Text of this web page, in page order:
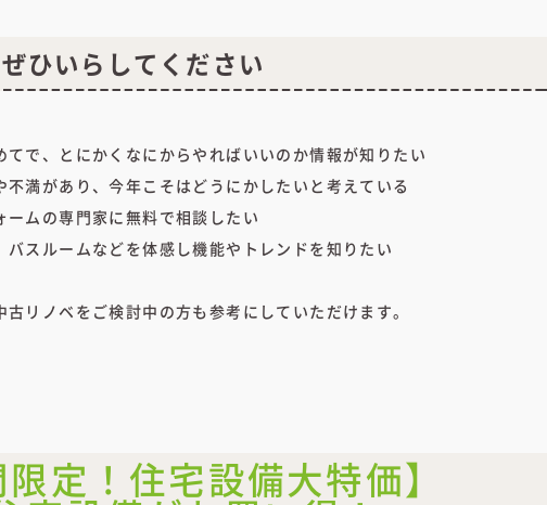
ひいらしてください
で、とにかくなにからやればいいのか情報が知りたい
満があり、今年こそはどうにかしたいと考えている
ムの専門家に無料で相談したい
スルームなどを体感し機能やトレンドを知りたい
リノベをご検討中の方も参考にしていただけます。
限定！住宅設備大特価】